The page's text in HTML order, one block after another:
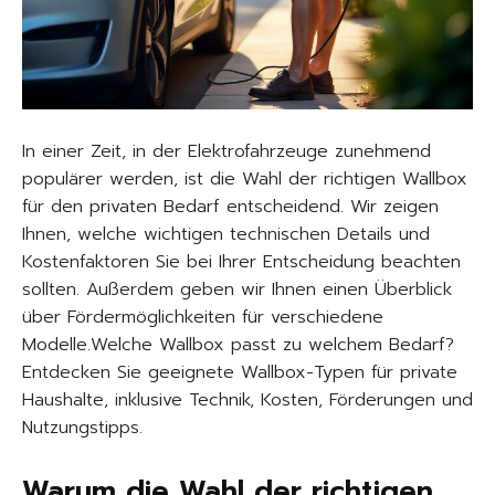
In einer Zeit, in der Elektrofahrzeuge zunehmend
populärer werden, ist die Wahl der richtigen Wallbox
für den privaten Bedarf entscheidend. Wir zeigen
Ihnen, welche wichtigen technischen Details und
Kostenfaktoren Sie bei Ihrer Entscheidung beachten
sollten. Außerdem geben wir Ihnen einen Überblick
über Fördermöglichkeiten für verschiedene
Modelle.Welche Wallbox passt zu welchem Bedarf?
Entdecken Sie geeignete Wallbox-Typen für private
Haushalte, inklusive Technik, Kosten, Förderungen und
Nutzungstipps.